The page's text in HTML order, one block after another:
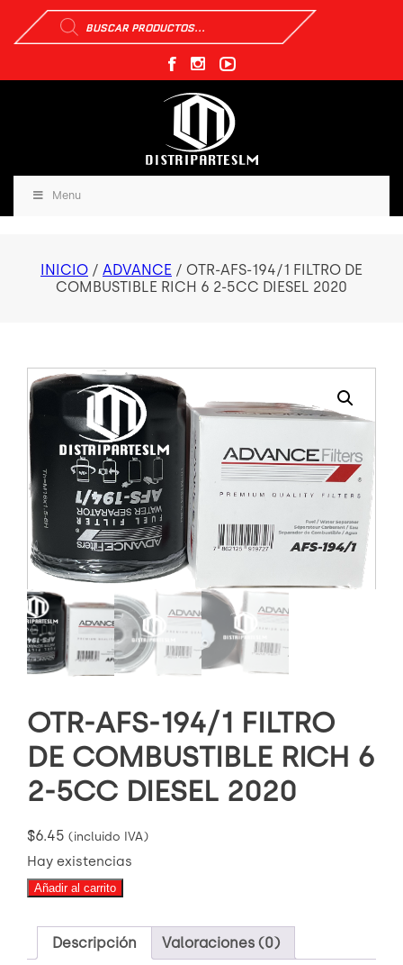
Búsqueda
de
productos
Menu
INICIO / ADVANCE / OTR-AFS-194/1 FILTRO DE
COMBUSTIBLE RICH 6 2-5CC DIESEL 2020
OTR-AFS-194/1 FILTRO
DE COMBUSTIBLE RICH 6
2-5CC DIESEL 2020
$6.45 (incluido IVA)
Hay existencias
OTR-
FILTRO
DE
Añadir al carrito
Descripción Valoraciones (0)